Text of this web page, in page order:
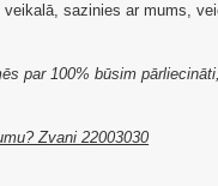
sazinies ar mums,
par 100% būsim
Zvani 22003030